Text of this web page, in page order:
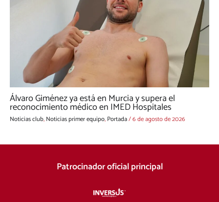
Álvaro Giménez ya está en Murcia y supera el
reconocimiento médico en IMED Hospitales
Noticias club,Noticias primer equipo,Portada/6 de agosto de 2026
Patrocinador oficial principal